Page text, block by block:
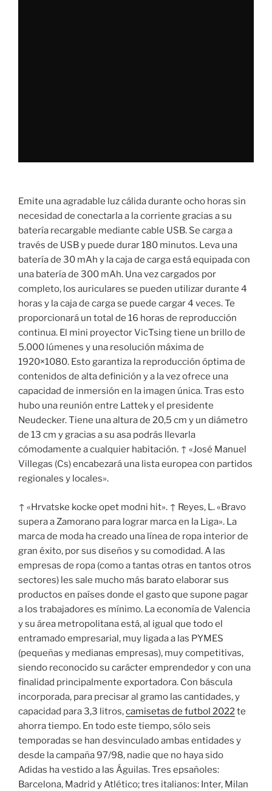
Emite una agradable luz cálida durante ocho horas sin
necesidad de conectarla a la corriente gracias a su
batería recargable mediante cable USB. Se carga a
través de USB y puede durar 180 minutos. Leva una
batería de 30 mAh y la caja de carga está equipada con
una batería de 300 mAh. Una vez cargados por
completo, los auriculares se pueden utilizar durante 4
horas y la caja de carga se puede cargar 4 veces. Te
proporcionará un total de 16 horas de reproducción
continua. El mini proyector VicTsing tiene un brillo de
5.000 lúmenes y una resolución máxima de
1920×1080. Esto garantiza la reproducción óptima de
contenidos de alta definición y a la vez ofrece una
capacidad de inmersión en la imagen única. Tras esto
hubo una reunión entre Lattek y el presidente
Neudecker. Tiene una altura de 20,5 cm y un diámetro
de 13 cm y gracias a su asa podrás llevarla
cómodamente a cualquier habitación. ↑ «José Manuel
Villegas (Cs) encabezará una lista europea con partidos
regionales y locales».
↑ «Hrvatske kocke opet modni hit». ↑ Reyes, L. «Bravo
supera a Zamorano para lograr marca en la Liga». La
marca de moda ha creado una línea de ropa interior de
gran éxito, por sus diseños y su comodidad. A las
empresas de ropa (como a tantas otras en tantos otros
sectores) les sale mucho más barato elaborar sus
productos en países donde el gasto que supone pagar
a los trabajadores es mínimo. La economía de Valencia
y su área metropolitana está, al igual que todo el
entramado empresarial, muy ligada a las PYMES
(pequeñas y medianas empresas), muy competitivas,
siendo reconocido su carácter emprendedor y con una
finalidad principalmente exportadora. Con báscula
incorporada, para precisar al gramo las cantidades, y
capacidad para 3,3 litros,camisetas de futbol 2022te
ahorra tiempo. En todo este tiempo, sólo seis
temporadas se han desvinculado ambas entidades y
desde la campaña 97/98, nadie que no haya sido
Adidas ha vestido a las Águilas. Tres epsañoles:
Barcelona, Madrid y Atlético; tres italianos: Inter, Milan